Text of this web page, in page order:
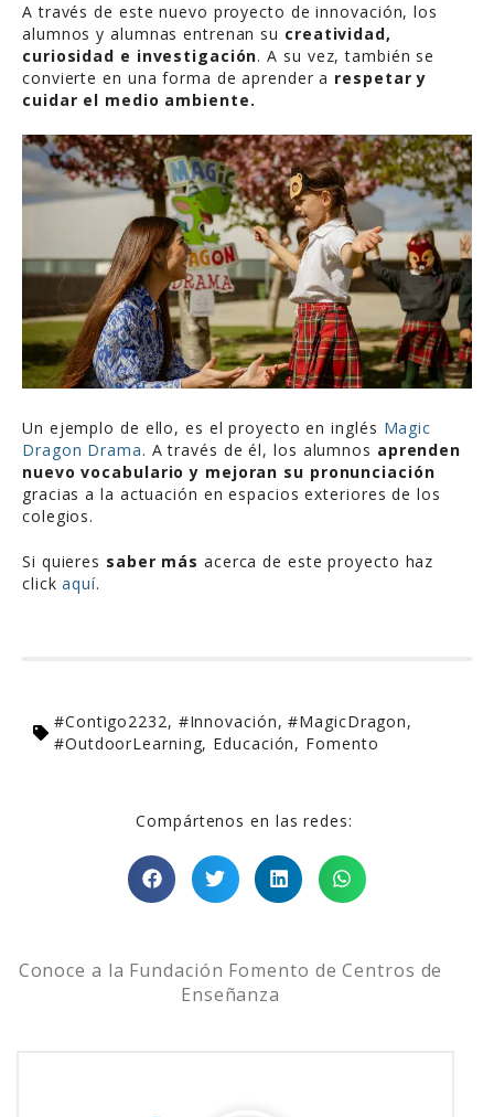
A través de este nuevo proyecto de innovación, los
alumnos y alumnas entrenan su creatividad,
curiosidad e investigación. A su vez, también se
convierte en una forma de aprender a respetar y
cuidar el medio ambiente.
Un ejemplo de ello, es el proyecto en inglés Magic
Dragon Drama. A través de él, los alumnos aprenden
nuevo vocabulario y mejoran su pronunciación
gracias a la actuación en espacios exteriores de los
colegios.
Si quieres saber más acerca de este proyecto haz
clickaquí.
#Contigo2232, #Innovación,#MagicDragon,
#OutdoorLearning, Educación, Fomento
Compártenos en las redes:
Conoce a la Fundación Fomento de Centros de
Enseñanza